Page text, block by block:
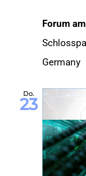
Forum
Germany
Do.
23